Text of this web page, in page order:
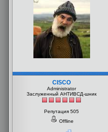
CISCO
Administrator
Заслуженный АНТИВСД-шник
Репутация 505
Offline